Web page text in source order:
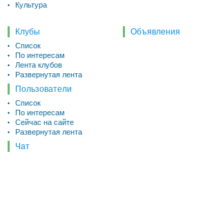
Культура
Клубы
Список
По интересам
Лента клубов
Развернутая лента
Пользователи
Список
По интересам
Сейчас на сайте
Развернутая лента
Чат
Объявления